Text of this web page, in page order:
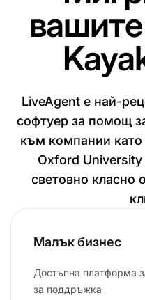
LiveAgent е най-
софтуер за помощ
към компании като
Oxford University
световно класно
Малък бизнес
Достъпна платформа
за поддръжка